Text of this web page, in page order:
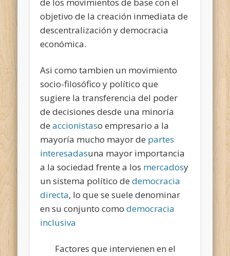
objetivo de la creación inmediata de
descentralización y democracia
económica.
Asi como tambien un movimiento
socio-filosófico y político que
sugiere la transferencia del poder
de decisiones desde una minoría
deaccionistaso empresario a la
mayoría mucho mayor de partes
interesadasuna mayor importancia
a la sociedad frente a los mercadosy
un sistema político dedemocracia
directa, lo que se suele denominar
en su conjunto comodemocracia
inclusiva
Factores que intervienen en el